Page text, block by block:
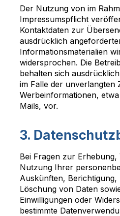
Der Nutzung von im
Impressumspflicht
Kontaktdaten zur
ausdrücklich
Informationsmaterialien
widersprochen. Die
behalten sich
im Falle der unverlangten
Werbeinformationen,
Mails, vor.
3.
Bei Fragen zur
Nutzung Ihrer
Auskünften,
Löschung von Daten
Einwilligungen oder
bestimmte